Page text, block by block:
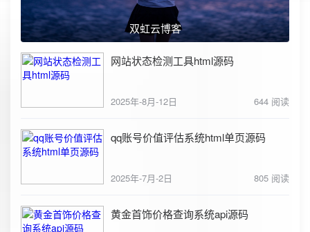
双虹云博客
网站状态检测工具html源码
2025年-8月-12日 644 阅读
qq账号价值评估系统html单页源码
2025年-7月-2日 805 阅读
黄金首饰价格查询系统api源码